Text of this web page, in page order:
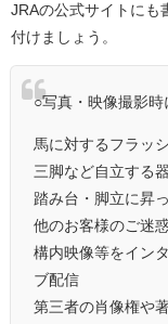
JRAの公式サイトにも
付けましょう。
○写真・映像撮影
馬に対するフラッ
三脚など自立する
踏み台・脚立に昇
他のお客様のご迷
構内映像等をイン
ブ配信
第三者の肖像権や